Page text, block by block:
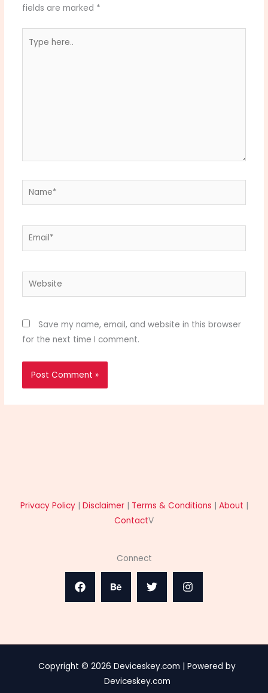
fields are marked *
here..
Name*
Email*
Website
Save my name, email, and website in this browser
for the next time I comment.
Privacy Policy| Disclaimer| Terms & Conditions About
ContactV
Connect
Copyright © 2026 Deviceskey.com | Powered by
Deviceskey.com